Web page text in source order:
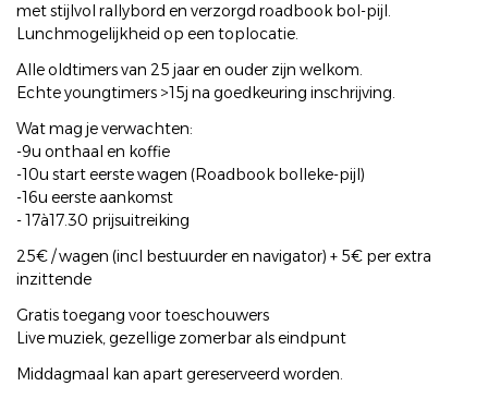
met stijlvol rallybord en verzorgd roadbook bol-pijl.
Lunchmogelijkheid op een toplocatie.
Alle oldtimers van 25 jaar en ouder zijn welkom.
Echte youngtimers >15j na goedkeuring inschrijving.
Wat mag je verwachten:
-9u onthaal en koffie
-10u start eerste wagen (Roadbook bolleke-pijl)
-16u eerste aankomst
- 17à17.30 prijsuitreiking
25€ / wagen (incl bestuurder en navigator) + 5€ per extra
inzittende
Gratis toegang voor toeschouwers
Live muziek, gezellige zomerbar als eindpunt
Middagmaal kan apart gereserveerd worden.